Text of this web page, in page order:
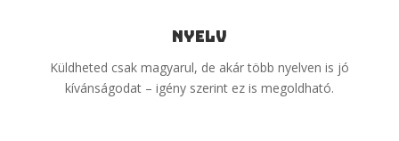
Nyelv
Küldheted csak magyarul, de akár több nyelven is jó
kívánságodat – igény szerint ez is megoldható.